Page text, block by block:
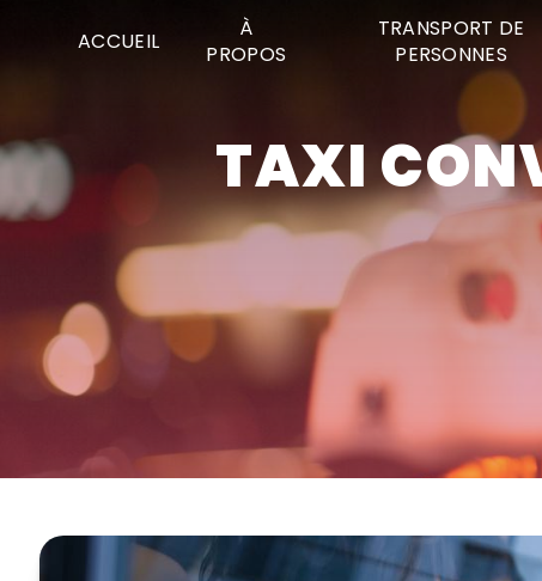
ACCUEIL
À
PROPOS
TRANSPORT DE
PERSONNES
TAXI CONVENTIONNÉ PONTONX-SUR-
Panneau de gestion des cookies